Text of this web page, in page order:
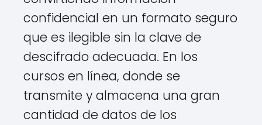
confidencial en un formato seguro
que es ilegible sin la clave de
descifrado adecuada. En los
cursos en línea, donde se
transmite y almacena una gran
cantidad de datos de los